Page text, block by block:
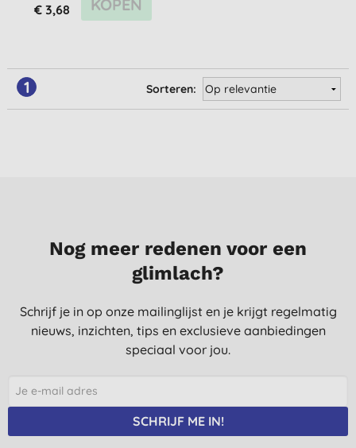
€ 3,68 KOPEN
1 Sorteren:
Nog meer redenen voor een
glimlach?
Schrijf je in op onze mailinglijst en je krijgt regelmatig
nieuws, inzichten, tips en exclusieve aanbiedingen
speciaal voor jou.
SCHRIJF ME IN!